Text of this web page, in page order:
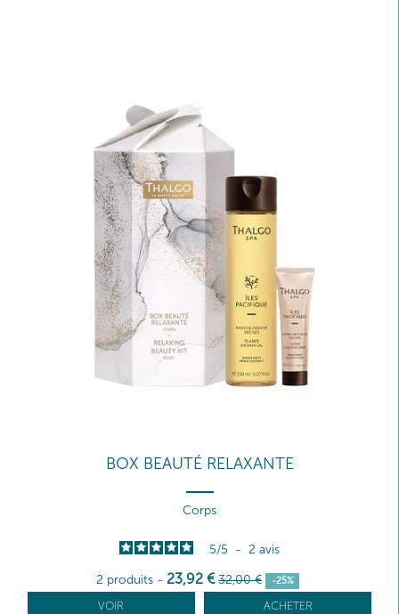
BOX BEAUTÉ RELAXANTE
Corps
5/5 - 2 avis
2 produits - 23,92 € 32,00 € -25%
VOIR ACHETER